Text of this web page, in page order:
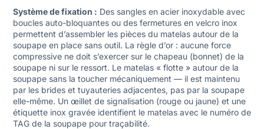
Système de fixation : Des sangles en acier inoxydable avec
boucles auto-bloquantes ou des fermetures en velcro inox
permettent d’assembler les pièces du matelas autour de la
soupape en place sans outil. La règle d’or : aucune force
compressive ne doit s’exercer sur le chapeau (bonnet) de la
soupape ni sur le ressort. Le matelas « flotte » autour de la
soupape sans la toucher mécaniquement — il est maintenu
par les brides et tuyauteries adjacentes, pas par la soupape
elle-même. Un œillet de signalisation (rouge ou jaune) et une
étiquette inox gravée identifient le matelas avec le numéro de
TAG de la soupape pour traçabilité.